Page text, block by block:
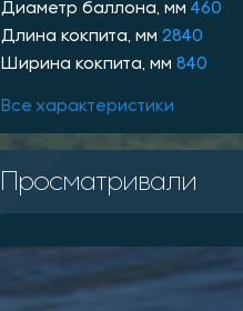
Диаметр баллона, мм 460
Длина кокпита, мм 2840
Ширина кокпита, мм 840
Все характеристики
Просматривали